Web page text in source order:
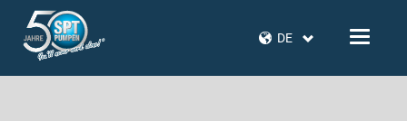
DE